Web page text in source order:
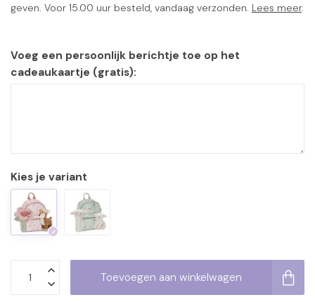
geven. Voor 15.00 uur besteld, vandaag verzonden. Lees meer.
Voeg een persoonlijk berichtje toe op het
cadeaukaartje (gratis):
Kies je variant
Toevoegen aan winkelwagen